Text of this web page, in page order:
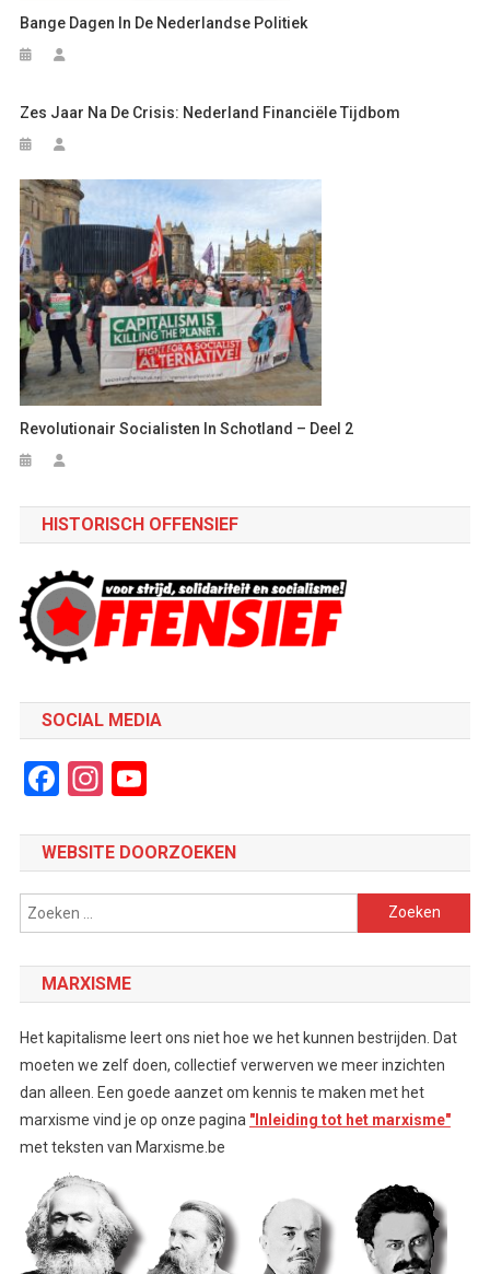
Bange Dagen In De Nederlandse Politiek
Zes Jaar Na De Crisis: Nederland Financiële Tijdbom
Revolutionair Socialisten In Schotland – Deel 2
HISTORISCH OFFENSIEF
SOCIAL MEDIA
Facebook
Instagram
YouTube
WEBSITE DOORZOEKEN
Zoeken
naar:
MARXISME
Het kapitalisme leert ons niet hoe we het kunnen bestrijden. Dat
moeten we zelf doen, collectief verwerven we meer inzichten
dan alleen. Een goede aanzet om kennis te maken met het
marxisme vind je op onze pagina "Inleiding tot het marxisme"
met teksten van Marxisme.be